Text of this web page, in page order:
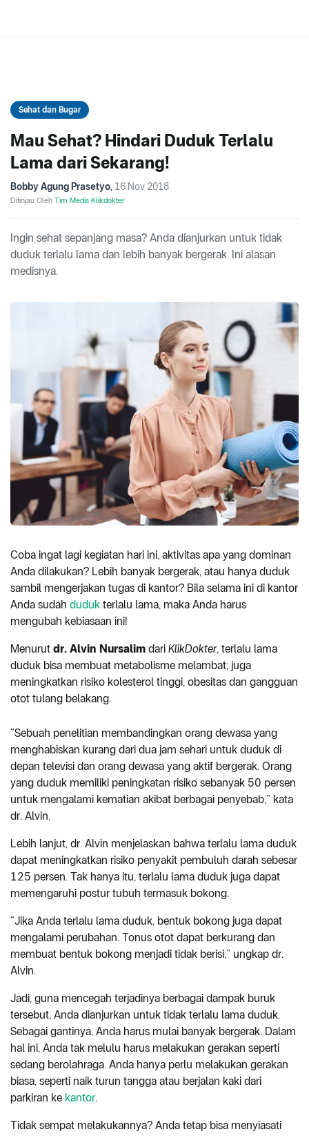
Sehat dan Bugar
Mau Sehat? Hindari Duduk Terlalu
Lama dari Sekarang!
Bobby Agung Prasetyo, 16 Nov 2018
Ditinjau Oleh Tim Medis Klikdokter
Ingin sehat sepanjang masa? Anda dianjurkan untuk tidak
duduk terlalu lama dan lebih banyak bergerak. Ini alasan
medisnya.
Coba ingat lagi kegiatan hari ini, aktivitas apa yang dominan
Anda dilakukan? Lebih banyak bergerak, atau hanya duduk
sambil mengerjakan tugas di kantor? Bila selama ini di kantor
Anda sudah duduk terlalu lama, maka Anda harus
mengubah kebiasaan ini!
Menurut dr. Alvin Nursalim dari KlikDokter, terlalu lama
duduk bisa membuat metabolisme melambat; juga
meningkatkan risiko kolesterol tinggi, obesitas dan gangguan
otot tulang belakang.
“Sebuah penelitian membandingkan orang dewasa yang
menghabiskan kurang dari dua jam sehari untuk duduk di
depan televisi dan orang dewasa yang aktif bergerak. Orang
yang duduk memiliki peningkatan risiko sebanyak 50 persen
untuk mengalami kematian akibat berbagai penyebab,” kata
dr. Alvin.
Lebih lanjut, dr. Alvin menjelaskan bahwa terlalu lama duduk
dapat meningkatkan risiko penyakit pembuluh darah sebesar
125 persen. Tak hanya itu, terlalu lama duduk juga dapat
memengaruhi postur tubuh termasuk bokong.
“Jika Anda terlalu lama duduk, bentuk bokong juga dapat
mengalami perubahan. Tonus otot dapat berkurang dan
membuat bentuk bokong menjadi tidak berisi,” ungkap dr.
Alvin.
Jadi, guna mencegah terjadinya berbagai dampak buruk
tersebut, Anda dianjurkan untuk tidak terlalu lama duduk.
Sebagai gantinya, Anda harus mulai banyak bergerak. Dalam
hal ini, Anda tak melulu harus melakukan gerakan seperti
sedang berolahraga. Anda hanya perlu melakukan gerakan
biasa, seperti naik turun tangga atau berjalan kaki dari
parkiran ke kantor.
Tidak sempat melakukannya? Anda tetap bisa menyiasati